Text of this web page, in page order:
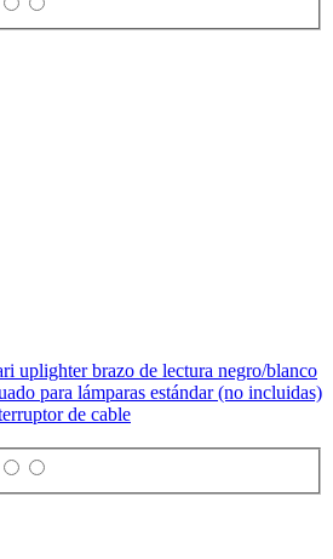
uplighter brazo de lectura negro/blanco
para lámparas estándar (no incluidas)
de cable